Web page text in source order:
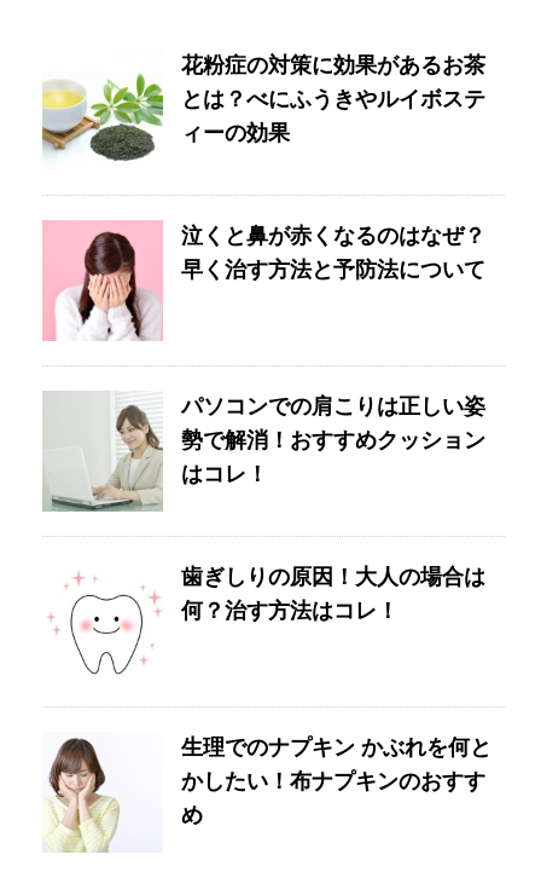
花粉症の対策に効果があるお茶
とは？べにふうきやルイボステ
ィーの効果
泣くと鼻が赤くなるのはなぜ？
早く治す方法と予防法について
パソコンでの肩こりは正しい姿
勢で解消！おすすめクッション
はコレ！
歯ぎしりの原因！大人の場合は
何？治す方法はコレ！
生理でのナプキン かぶれを何と
かしたい！布ナプキンのおすす
め